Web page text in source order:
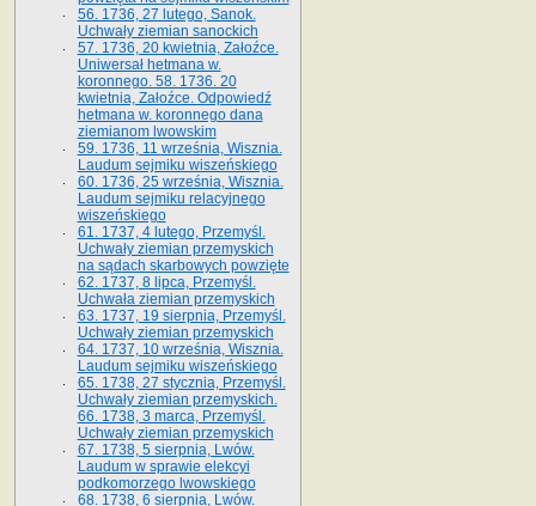
56. 1736, 27 lutego, Sanok.
Uchwały ziemian sanockich
57. 1736, 20 kwietnia, Załoźce.
Uniwersał hetmana w.
koronnego. 58. 1736. 20
kwietnia, Załoźce. Odpowiedź
hetmana w. koronnego dana
ziemianom lwowskim
59. 1736, 11 września, Wisznia.
Laudum sejmiku wiszeńskiego
60. 1736, 25 września, Wisznia.
Laudum sejmiku relacyjnego
wiszeńskiego
61. 1737, 4 lutego, Przemyśl.
Uchwały ziemian przemyskich
na sądach skarbowych powzięte
62. 1737, 8 lipca, Przemyśl.
Uchwała ziemian przemyskich
63. 1737, 19 sierpnia, Przemyśl.
Uchwały ziemian przemyskich
64. 1737, 10 września, Wisznia.
Laudum sejmiku wiszeńskiego
65. 1738, 27 stycznia, Przemyśl.
Uchwały ziemian przemyskich­­.
66. 1738, 3 marca, Przemyśl.
Uchwały ziemian przemyskich­
67. 1738, 5 sierpnia, Lwów.
Laudum w sprawie elekcyi
podkomorzego lwowskiego
68. 1738, 6 sierpnia, Lwów.